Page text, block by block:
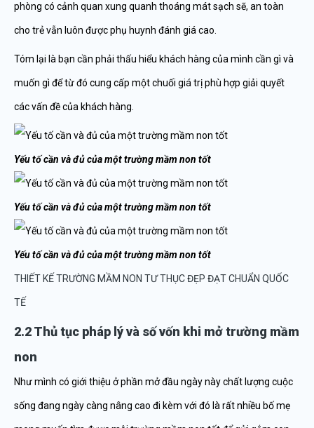
phòng có cảnh quan xung quanh thoáng mát sạch sẽ, an toàn
cho trẻ vẫn luôn được phụ huynh đánh giá cao.
Tóm lại là bạn cần phải thấu hiểu khách hàng của mình cần gì và
muốn gì để từ đó cung cấp một chuối giá trị phù hợp giải quyết
các vấn đề của khách hàng.
Yếu tố cần và đủ của một trường mầm non tốt
Yếu tố cần và đủ của một trường mầm non tốt
Yếu tố cần và đủ của một trường mầm non tốt
THIẾT KẾ TRƯỜNG MẦM NON TƯ THỤC ĐẸP ĐẠT CHUẨN QUỐC
TẾ
2.2 Thủ tục pháp lý và số vốn khi mở trường mầm
non
Như mình có giới thiệu ở phần mở đầu ngày này chất lượng cuộc
sống đang ngày càng nâng cao đi kèm với đó là rất nhiều bố mẹ